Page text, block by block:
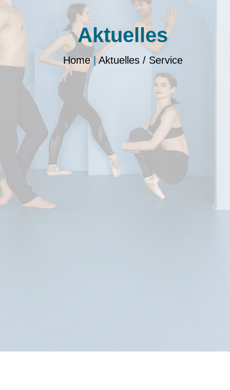
Aktuelles
Home|Aktuelles / Service